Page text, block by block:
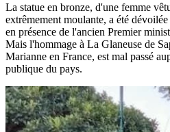
La statue en bronze, d'une femme
extrêmement moulante, a été
en présence de l'ancien Premier
Mais l'hommage à La Glaneuse de
Marianne en France, est mal passé
publique du pays.